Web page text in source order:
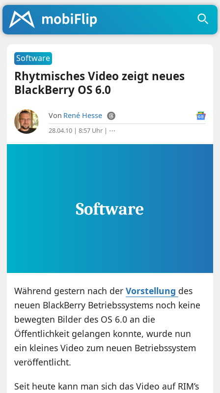
Software
Rhytmisches Video zeigt neues
BlackBerry OS 6.0
Von René Hesse
28.04.10 | 8:57 Uhr | ⋯
Während gestern nach derVorstellung des
neuen BlackBerry Betriebssystems noch keine
bewegten Bilder des OS 6.0 an die
Öffentlichkeit gelangen konnte, wurde nun
ein kleines Video zum neuen Betriebssystem
veröffentlicht.
Seit heute kann man sich das Video auf RIM’s